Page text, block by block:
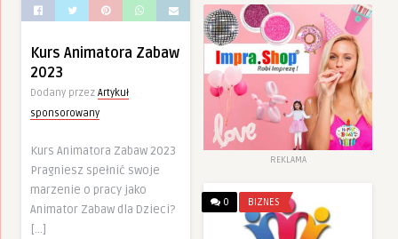
Kurs Animatora Zabaw
2023
Dodany przez Artykuł
sponsorowany
Kurs Animatora Zabaw 2023
Pragniesz spełnić swoje
marzenie o pracy jako
Animator Zabaw dla Dzieci?
[…]
REKLAMA
0 BIZNES